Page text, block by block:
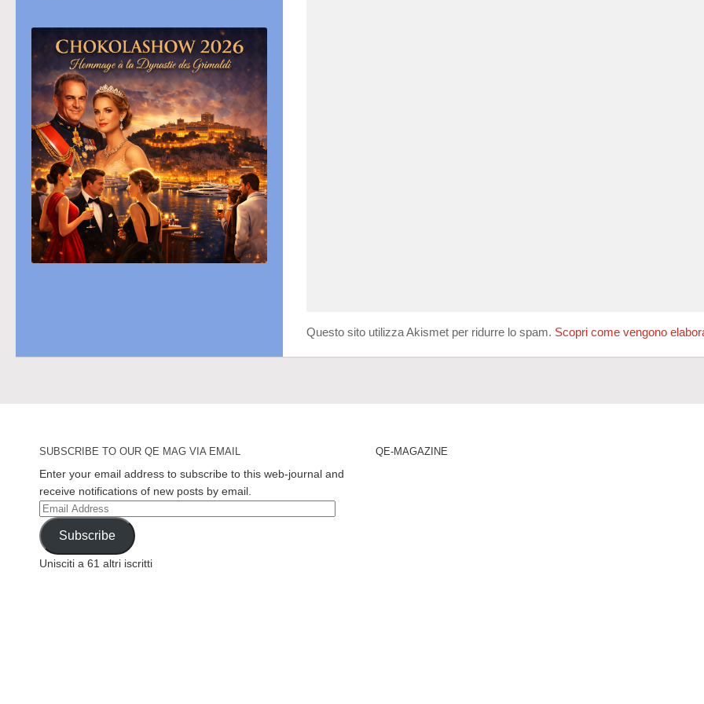
Questo sito utilizza Akismet per ridurre lo spam. Scopri come vengono
SUBSCRIBE TO OUR QE MAG VIA EMAIL
Enter your email address to subscribe to this web-journal and
receive notifications of new posts by email.
Email
Address
Subscribe
Unisciti a 61 altri iscritti
QE-MAGAZINE